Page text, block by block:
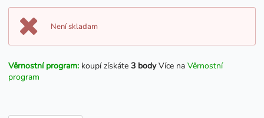
Není skladam
Věrnostní program: koupí získáte 3 bodyVíce na Věrnostní
program